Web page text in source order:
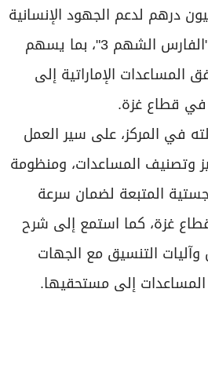
مبلغ 36.7 مليون درهم لدعم الجهود الإنسانية
والإغاثية ضمن عملية "الفارس الشهم 3"، بما يسهم
المساعدات الإماراتية إلى
في قطاع غزة.
في المركز، على سير العمل
وتصنيف المساعدات، ومنظومة
المتبعة لضمان سرعة
غزة، كما استمع إلى شرح
التنسيق مع الجهات
إلى مستحقيها.